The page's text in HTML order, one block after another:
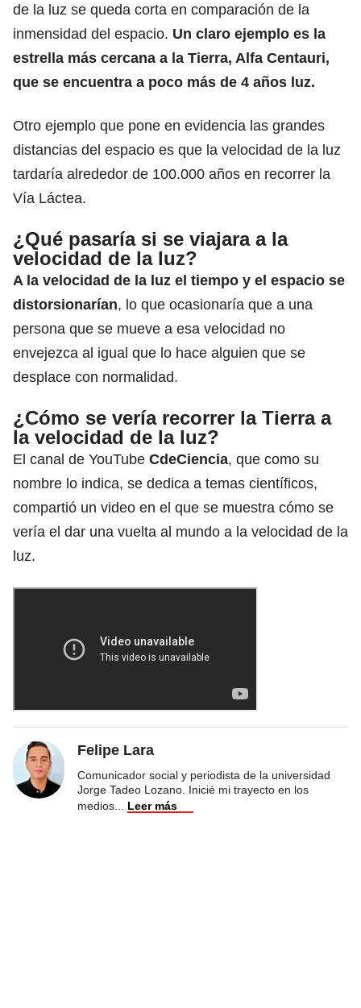
de la luz se queda corta en comparación de la
inmensidad del espacio. Un claro ejemplo es la
estrella más cercana a la Tierra, Alfa Centauri,
que se encuentra a poco más de 4 años luz.
Otro ejemplo que pone en evidencia las grandes
distancias del espacio es que la velocidad de la luz
tardaría alrededor de 100.000 años en recorrer la
Vía Láctea.
¿Qué pasaría si se viajara a la
velocidad de la luz?
A la velocidad de la luz el tiempo y el espacio se
distorsionarían, lo que ocasionaría que a una
persona que se mueve a esa velocidad no
envejezca al igual que lo hace alguien que se
desplace con normalidad.
¿Cómo se vería recorrer la Tierra a
la velocidad de la luz?
El canal de YouTube CdeCiencia, que como su
nombre lo indica, se dedica a temas científicos,
compartió un video en el que se muestra cómo se
vería el dar una vuelta al mundo a la velocidad de la
luz.
Felipe Lara
Comunicador social y periodista de la universidad
Jorge Tadeo Lozano. Inicié mi trayecto en los
medios
Leer más